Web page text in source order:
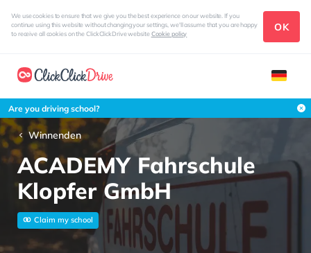
We use cookies to ensure that we give you the best experience on our website. If you
continue using this website without changing your settings, we'll assume that you are happy
to receive all cookies on the ClickClickDrive websiteCookie policy
OK
Are you driving school?
Winnenden
ACADEMY Fahrschule
Klopfer GmbH
Claim my school